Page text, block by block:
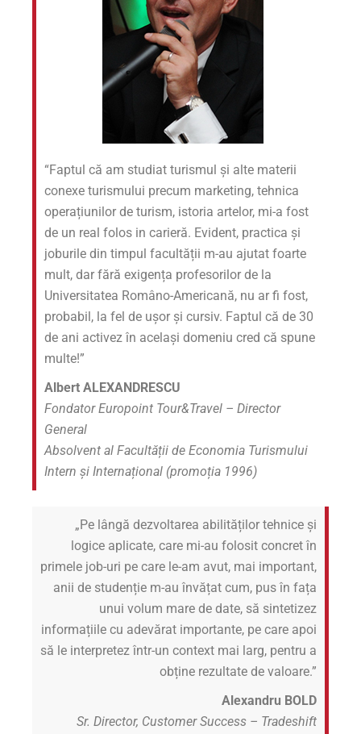
“Faptul că am studiat turismul și alte materii
conexe turismului precum marketing, tehnica
operațiunilor de turism, istoria artelor, mi-a fost
de un real folos in carieră. Evident, practica și
joburile din timpul facultății m-au ajutat foarte
mult, dar fără exigența profesorilor de la
Universitatea Româno-Americană, nu ar fi fost,
probabil, la fel de ușor și cursiv. Faptul că de 30
de ani activez în același domeniu cred că spune
multe!”
Albert ALEXANDRESCU
Fondator Europoint Tour&Travel – Director
General
Absolvent al Facultății de Economia Turismului
Intern și Internațional (promoția 1996)
„Pe lângă dezvoltarea abilităților tehnice și
logice aplicate, care mi-au folosit concret în
primele job-uri pe care le-am avut, mai important,
anii de studenție m-au învățat cum, pus în fața
unui volum mare de date, să sintetizez
informațiile cu adevărat importante, pe care apoi
să le interpretez într-un context mai larg, pentru a
obține rezultate de valoare.”
Alexandru BOLD
Sr. Director, Customer Success – Tradeshift